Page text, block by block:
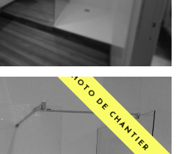
PHOTO DE CHANTIER